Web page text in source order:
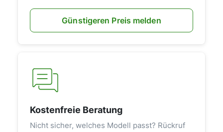
Günstigeren Preis melden
Kostenfreie Beratung
Nicht sicher, welches Modell passt? Rückruf